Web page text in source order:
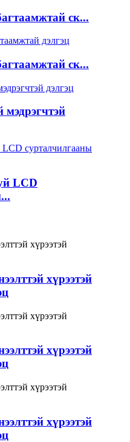
ск...
ск...
LCD
хүрээтэй
хүрээтэй
хүрээтэй